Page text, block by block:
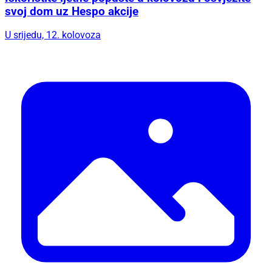
svoj dom uz Hespo akcije
U srijedu, 12. kolovoza